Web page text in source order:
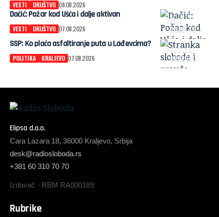
VESTI DRUŠTVO 08.08.2026
VESTI
DRUŠTVO
Dačić: Požar kod Ušća i dalje aktivan
VESTI DRUŠTVO 07.08.2026
POLITIKA
KRALJEVO
SSP: Ko plaća asfaltiranje puta u Lađevcima?
POLITIKA KRALJEVO 07.08.2026
Elipsa d.o.o.
Cara Lazara 18, 36000 Kraljevo, Srbija
desk@radiosloboda.rs
+381 60 310 70 70
Izdavač · RBM RA000189
Rubrike